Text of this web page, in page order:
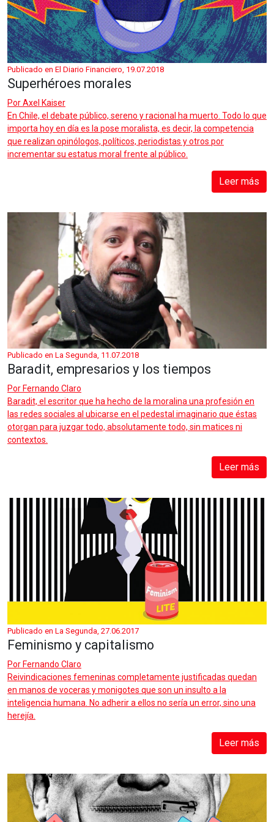
Publicado en El Diario Financiero, 19.07.2018
Superhéroes morales
PorAxel Kaiser
En Chile, el debate público, sereno y racional ha muerto. Todo lo que
importa hoy en día es la pose moralista, es decir, la competencia
que realizan opinólogos, políticos, periodistas y otros por
incrementar su estatus moral frente al público.
Leer más
Publicado en La Segunda, 11.07.2018
Baradit, empresarios y los tiempos
Por Fernando Claro
Baradit, el escritor que ha hecho de la moralina una profesión en
las redes sociales al ubicarse en el pedestal imaginario que éstas
otorgan para juzgar todo, absolutamente todo, sin matices ni
contextos.
Leer más
Publicado en La Segunda, 27.06.2017
Feminismo y capitalismo
Por Fernando Claro
Reivindicaciones femeninas completamente justificadas quedan
en manos de voceras y monigotes que son un insulto a la
inteligencia humana. No adherir a ellos no sería un error, sino una
herejía.
Leer más